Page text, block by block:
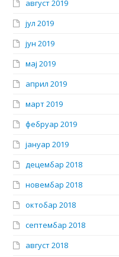
август 2019
јул 2019
јун 2019
мај 2019
април 2019
март 2019
фебруар 2019
јануар 2019
децембар 2018
новембар 2018
октобар 2018
септембар 2018
август 2018